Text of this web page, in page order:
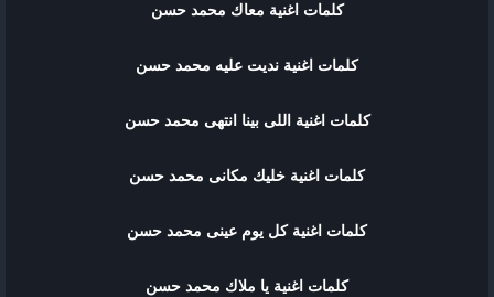
كلمات اغنية معاك محمد حسن
كلمات اغنية نديت عليه محمد حسن
كلمات اغنية اللى بينا انتهى محمد حسن
كلمات اغنية خليك مكانى محمد حسن
كلمات اغنية كل يوم عينى محمد حسن
كلمات اغنية يا ملاك محمد حسن